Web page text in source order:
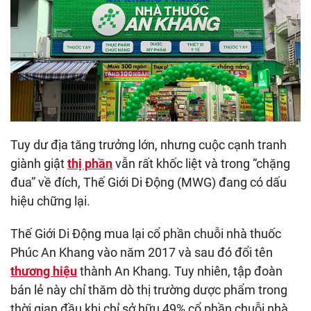
Tuy dư địa tăng trưởng lớn, nhưng cuộc cạnh tranh
giành giậtthị phầnvẫn rất khốc liệt và trong “chặng
đua” về đích, Thế Giới Di Động (MWG) đang có dấu
hiệu chững lại.
Thế Giới Di Động mua lại cổ phần chuỗi nhà thuốc
Phúc An Khang vào năm 2017 và sau đó đổi tên
thương hiệuthành An Khang. Tuy nhiên, tập đoàn
bán lẻ này chỉ thăm dò thị trường dược phẩm trong